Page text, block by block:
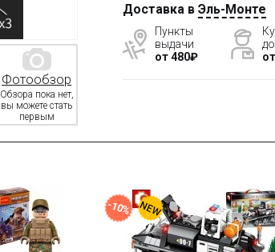
Фотообзор
Обзора пока нет,
вы можете стать
первым
Доставка в Эль-Монте
Пункты
выдачи
от 480₽